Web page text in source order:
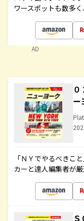
ワースポットも数多
AD
ー
Plat
「ＮＹでやるべきこ
カーと達人編集者が